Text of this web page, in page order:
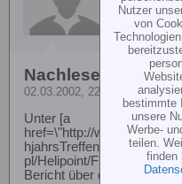
Nachlese
02.03.2002, 22:47
Unter [a
href=\"http://
pl/Helipoint/
Bericht über das
Nutzer
von
bestimmte
unsere
Werbe-
teilen.
finden